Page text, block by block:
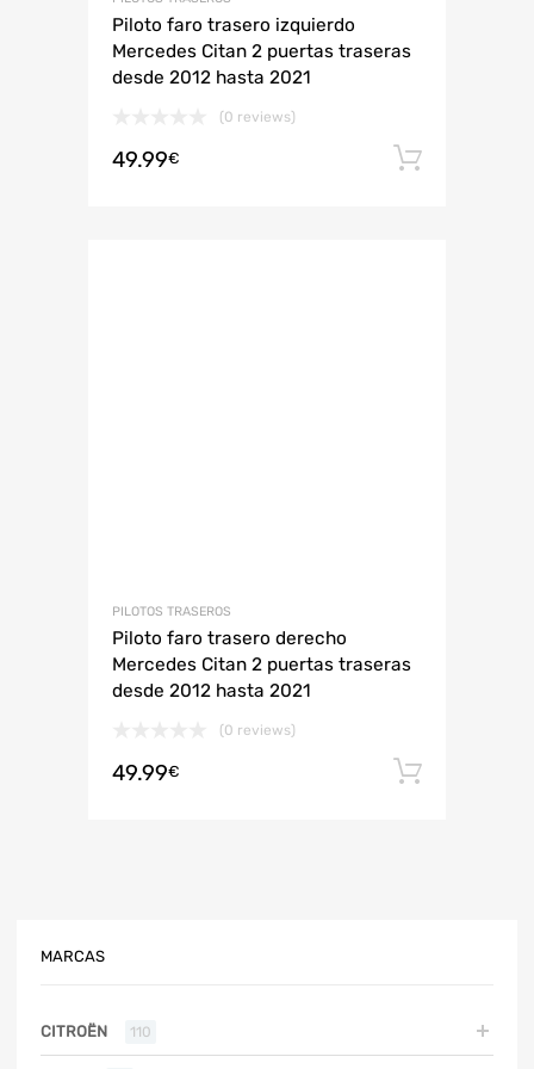
Piloto faro trasero izquierdo
Mercedes Citan 2 puertas traseras
desde 2012 hasta 2021
(0 reviews)
49.99€
PILOTOS TRASEROS
Piloto faro trasero derecho
Mercedes Citan 2 puertas traseras
desde 2012 hasta 2021
(0 reviews)
49.99€
MARCAS
CITROËN 110